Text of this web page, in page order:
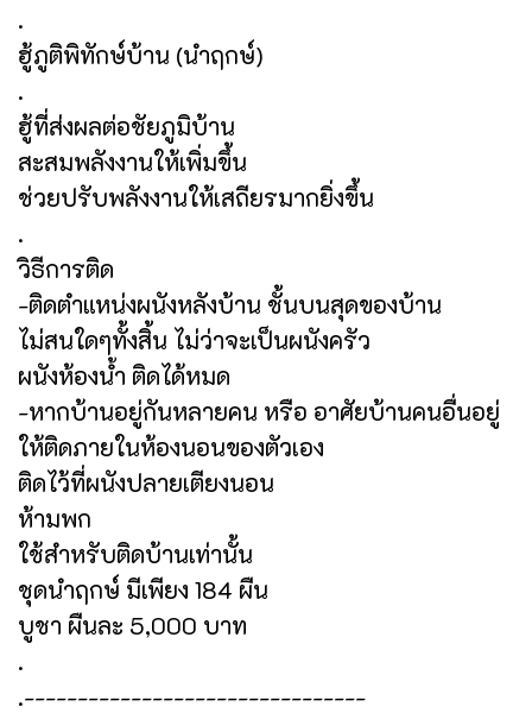
.
ฮู้ภูติพิทักษ์บ้าน (นำฤกษ์)
.
ฮู้ที่ส่งผลต่อชัยภูมิบ้าน
สะสมพลังงานให้เพิ่มขึ้น
ช่วยปรับพลังงานให้เสถียรมากยิ่งขึ้น
.
วิธีการติด
-ติดตำแหน่งผนังหลังบ้าน ชั้นบนสุดของบ้าน
ไม่สนใดๆทั้งสิ้น ไม่ว่าจะเป็นผนังครัว
ผนังห้องน้ำ ติดได้หมด
-หากบ้านอยู่กันหลายคน หรือ อาศัยบ้านคนอื่นอยู่
ให้ติดภายในห้องนอนของตัวเอง
ติดไว้ที่ผนังปลายเตียงนอน
ห้ามพก
ใช้สำหรับติดบ้านเท่านั้น
ชุดนำฤกษ์ มีเพียง 184 ผืน
บูชา ผืนละ 5,000 บาท
.
.--------------------------------